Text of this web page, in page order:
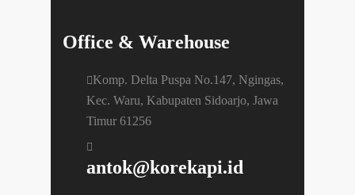
Office & Warehouse
Komp. Delta Puspa No.147, Ngingas,
Kec. Waru, Kabupaten Sidoarjo, Jawa
Timur 61256
antok@korekapi.id